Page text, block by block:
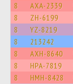
8 AXA-2339
8 ZH-6199
8 YZ-8219
8 213242
8 AXH-8640
8 HPA-7819
8 HMH-8428